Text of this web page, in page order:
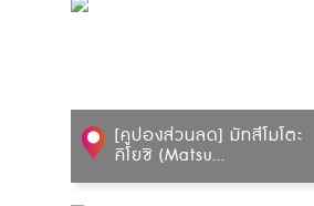
[คูปองส่วนลด] มัทสึโมโตะ
คิโยชิ (Matsu...